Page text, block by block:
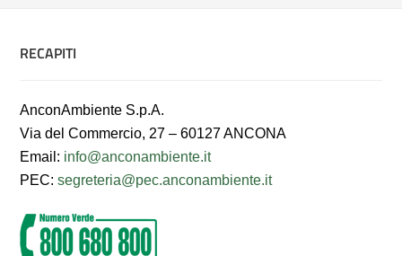
RECAPITI
AnconAmbiente S.p.A.
Via del Commercio, 27 – 60127 ANCONA
Email: info@anconambiente.it
PEC:segreteria@pec.anconambiente.it